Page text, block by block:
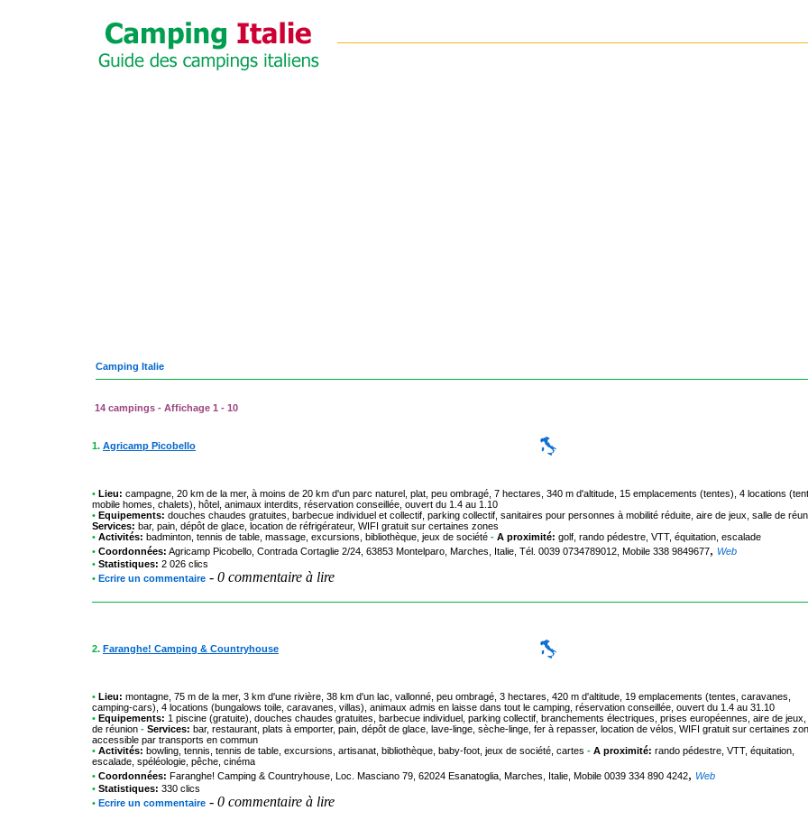
Camping Italie
14 campings - Affichage 1 - 10
1. Agricamp Picobello
• Lieu: campagne, 20 km de la mer, à moins de 20 km d'un parc naturel, plat, peu ombragé, 7 hectares, 340 m d'altitude, 15 emplacements (tentes), 4 locations
mobile homes, chalets), hôtel, animaux interdits, réservation conseillée, ouvert du 1.4 au 1.10
• Equipements: douches chaudes gratuites, barbecue individuel et collectif, parking collectif, sanitaires pour personnes à mobilité réduite, aire de jeux, salle de
Services: bar, pain, dépôt de glace, location de réfrigérateur, WIFI gratuit sur certaines zones
• Activités: badminton, tennis de table, massage, excursions, bibliothèque, jeux de société - A proximité: golf, rando pédestre, VTT, équitation, escalade
• Coordonnées: Agricamp Picobello , Contrada Cortaglie 2/24, 63853 Montelparo, Marches, Italie, Tél. 0039 0734789012, Mobile 338 9849677, Web
• Statistiques: 2 026 clics
• Ecrire un commentaire - 0 commentaire à lire
2. Faranghe! Camping & Countryhouse
• Lieu: montagne, 75 m de la mer, 3 km d'une rivière, 38 km d'un lac, vallonné, peu ombragé, 3 hectares, 420 m d'altitude, 19 emplacements (tentes, caravanes,
camping-cars), 4 locations (bungalows toile, caravanes, villas), animaux admis en laisse dans tout le camping, réservation conseillée, ouvert du 1.4 au 31.10
• Equipements: 1 piscine (gratuite), douches chaudes gratuites, barbecue individuel, parking collectif, branchements électriques, prises européennes, aire de jeux,
de réunion - Services: bar, restaurant, plats à emporter, pain, dépôt de glace, lave-linge, sèche-linge, fer à repasser, location de vélos, WIFI gratuit sur certaines
accessible par transports en commun
• Activités: bowling, tennis, tennis de table, excursions, artisanat, bibliothèque, baby-foot, jeux de société, cartes - A proximité: rando pédestre, VTT, équitation,
escalade, spéléologie, pêche, cinéma
• Coordonnées: Faranghe! Camping & Countryhouse , Loc. Masciano 79, 62024 Esanatoglia, Marches, Italie, Mobile 0039 334 890 4242, Web
• Statistiques: 330 clics
• Ecrire un commentaire - 0 commentaire à lire